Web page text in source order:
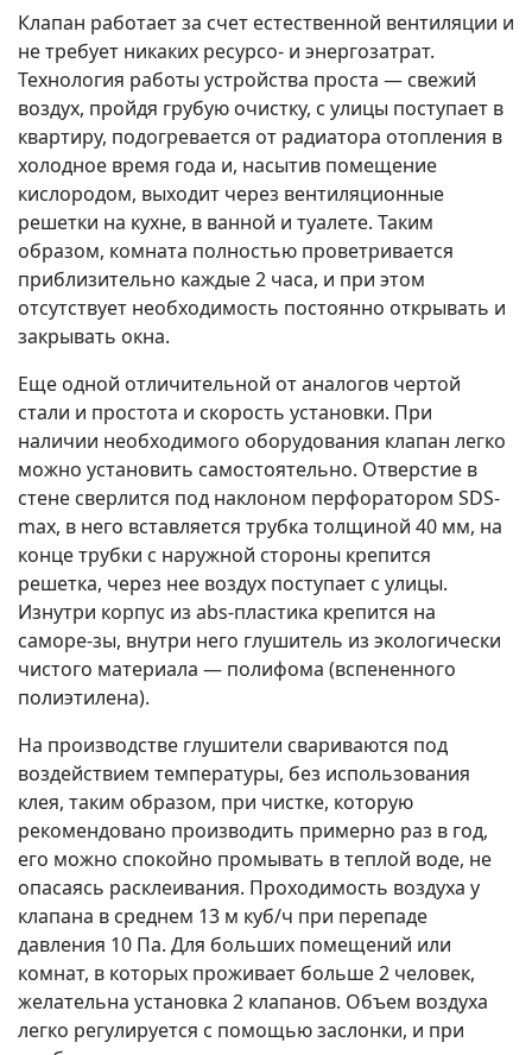
Клапан работает за счет естественной вентиляции и
не требует никаких ресурсо- и энергозатрат.
Технология работы устройства проста — свежий
воздух, пройдя грубую очистку, с улицы поступает в
квартиру, подогревается от радиатора отопления в
холодное время года и, насытив помещение
кислородом, выходит через вентиляционные
решетки на кухне, в ванной и туалете. Таким
образом, комната полностью проветривается
приблизительно каждые 2 часа, и при этом
отсутствует необходимость постоянно открывать и
закрывать окна.
Еще одной отличительной от аналогов чертой
стали и простота и скорость установки. При
наличии необходимого оборудования клапан легко
можно установить самостоятельно. Отверстие в
стене сверлится под наклоном перфоратором SDS-
max, в него вставляется трубка толщиной 40 мм, на
конце трубки с наружной стороны крепится
решетка, через нее воздух поступает с улицы.
Изнутри корпус из abs-пластика крепится на
саморе-зы, внутри него глушитель из экологически
чистого материала — полифома (вспененного
полиэтилена).
На производстве глушители свариваются под
воздействием температуры, без использования
клея, таким образом, при чистке, которую
рекомендовано производить примерно раз в год,
его можно спокойно промывать в теплой воде, не
опасаясь расклеивания. Проходимость воздуха у
клапана в среднем 13 м куб/ч при перепаде
давления 10 Па. Для больших помещений или
комнат, в которых проживает больше 2 человек,
желательна установка 2 клапанов. Объем воздуха
легко регулируется с помощью заслонки, и при